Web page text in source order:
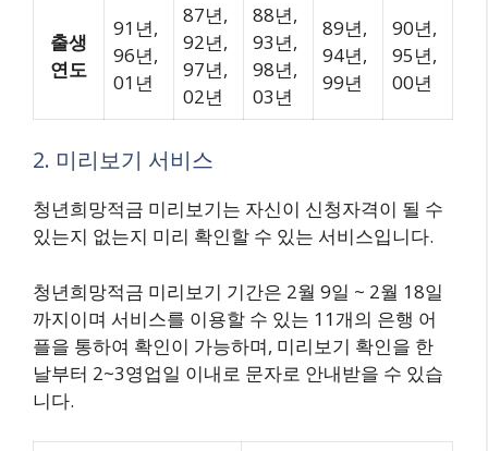
출생
연도
91년,
96년,
01년
87년,
92년,
97년,
02년
88년,
93년,
98년,
03년
89년,
94년,
99년
90년,
95년,
00년
2. 미리보기 서비스
청년희망적금 미리보기는 자신이 신청자격이 될 수
있는지 없는지 미리 확인할 수 있는 서비스입니다.
청년희망적금 미리보기 기간은 2월 9일 ~ 2월 18일
까지이며 서비스를 이용할 수 있는 11개의 은행 어
플을 통하여 확인이 가능하며, 미리보기 확인을 한
날부터 2~3영업일 이내로 문자로 안내받을 수 있습
니다.